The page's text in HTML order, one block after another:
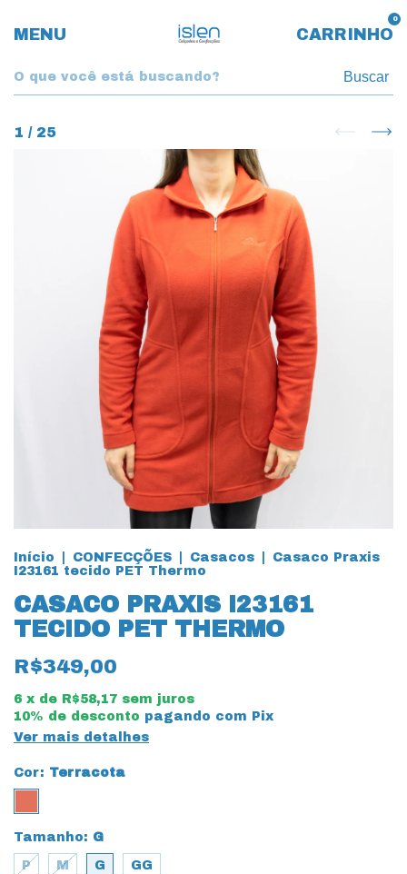
MENU CARRINHO
0
Buscar
1 / 25
Início CONFECÇÕES Casacos
Casaco Praxis
I23161 tecido PET Thermo
CASACO PRAXIS I23161
TECIDO PET THERMO
R$349,00
6 x de R$58,17 sem juros
10% de desconto pagando com Pix
Ver mais detalhes
Cor: Terracota
Tamanho: G
P M G GG